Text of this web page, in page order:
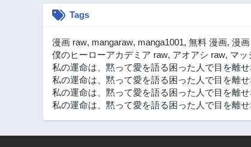
Tags
漫画 raw, mangaraw, manga1001, 無料 漫画, 漫
僕のヒーローアカデミア raw, アオアシ raw, マッ
私の運命は、黙って愛を語る困った人で目を離
私の運命は、黙って愛を語る困った人で目を離
私の運命は、黙って愛を語る困った人で目を離
私の運命は、黙って愛を語る困った人で目を離